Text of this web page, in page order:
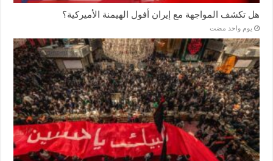
هل تكشف المواجهة مع إيران أفول الهيمنة الأميركية؟
‏يوم واحد مضت